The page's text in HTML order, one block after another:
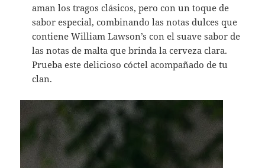
aman los tragos clásicos, pero con un toque de
sabor especial, combinando las notas dulces que
contiene William Lawson’s con el suave sabor de
las notas de malta que brinda la cerveza clara.
Prueba este delicioso cóctel acompañado de tu
clan.